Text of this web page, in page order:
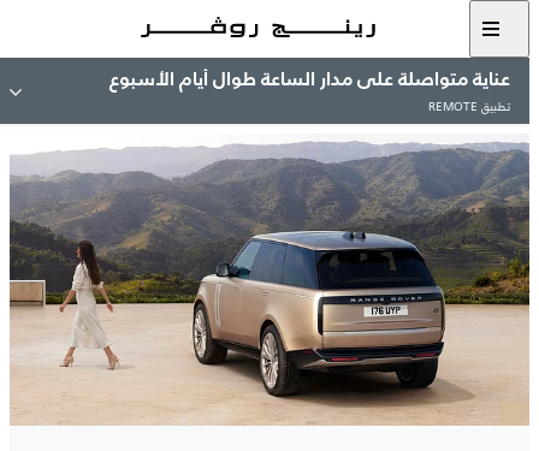
عناية متواصلة على مدار الساعة طوال أيام الأسبوع
تطبيق REMOTE